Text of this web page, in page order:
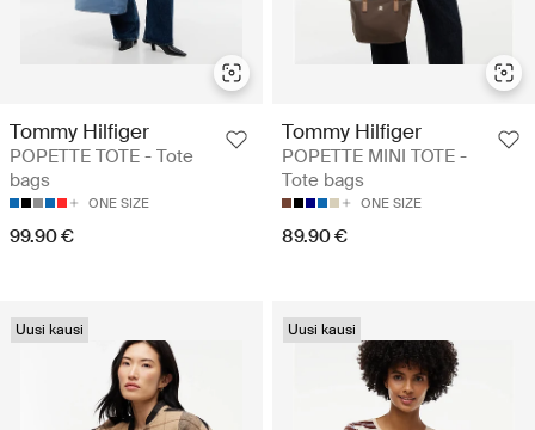
Tommy Hilfiger
POPETTE TOTE - Tote
bags
ONE SIZE
99.90 €
Tommy Hilfiger
POPETTE MINI TOTE -
Tote bags
ONE SIZE
89.90 €
Uusi kausi Uusi kausi